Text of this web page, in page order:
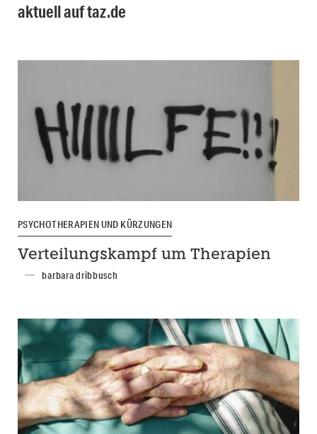
aktuell auf taz.de
PSYCHOTHERAPIEN UND KÜRZUNGEN
Verteilungskampf um Therapien
barbara dribbusch